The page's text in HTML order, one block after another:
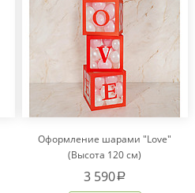
Оформление шарами "Love"
(Высота 120 см)
3 590a